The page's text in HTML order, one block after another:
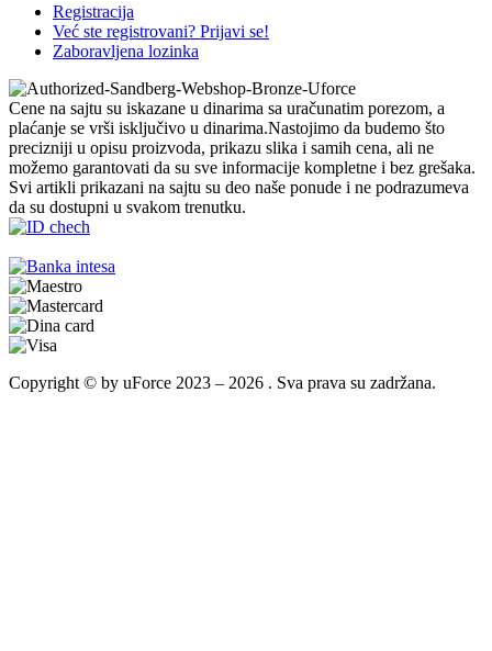
Registracija
Već ste registrovani? Prijavi se!
Zaboravljena lozinka
Cene na sajtu su iskazane u dinarima sa uračunatim porezom, a
plaćanje se vrši isključivo u dinarima.Nastojimo da budemo što
precizniji u opisu proizvoda, prikazu slika i samih cena, ali ne
možemo garantovati da su sve informacije kompletne i bez grešaka.
Svi artikli prikazani na sajtu su deo naše ponude i ne podrazumeva
da su dostupni u svakom trenutku.
Copyright © by uForce 2023 – 2026 . Sva prava su zadržana.